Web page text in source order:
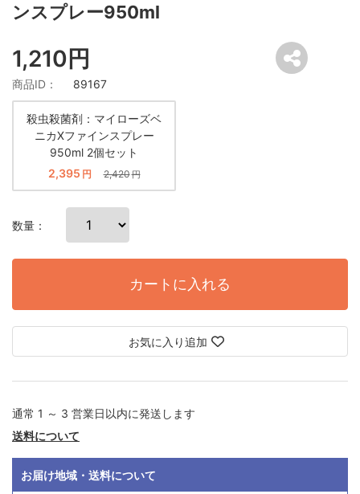
ンスプレー950ml
1,210円
商品ID： 89167
殺虫殺菌剤：マイローズベ
ニカXファインスプレー
950ml 2個セット
2,395 円 2,420円
数量：
カートに入れる
お気に入り追加
通常 1 ～ 3 営業日以内に発送します
送料について
お届け地域・送料について